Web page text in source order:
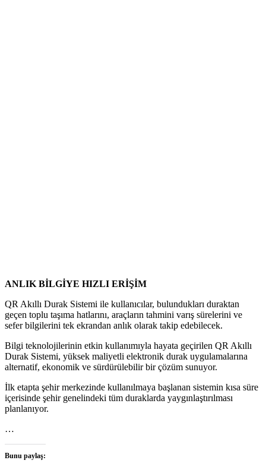
ANLIK BİLGİYE HIZLI ERİŞİM
QR Akıllı Durak Sistemi ile kullanıcılar, bulundukları duraktan
geçen toplu taşıma hatlarını, araçların tahmini varış sürelerini ve
sefer bilgilerini tek ekrandan anlık olarak takip edebilecek.
Bilgi teknolojilerinin etkin kullanımıyla hayata geçirilen QR Akıllı
Durak Sistemi, yüksek maliyetli elektronik durak uygulamalarına
alternatif, ekonomik ve sürdürülebilir bir çözüm sunuyor.
İlk etapta şehir merkezinde kullanılmaya başlanan sistemin kısa süre
içerisinde şehir genelindeki tüm duraklarda yaygınlaştırılması
planlanıyor.
…
Bunu paylaş: